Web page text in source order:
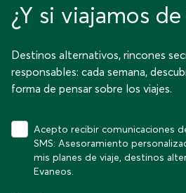
¿Y si viajamos
Destinos alternativos, rincones
responsables: cada semana,
forma de pensar sobre los viajes.
Acepto recibir comunicaciones
SMS: Asesoramiento
mis planes de viaje, destinos
Evaneos.